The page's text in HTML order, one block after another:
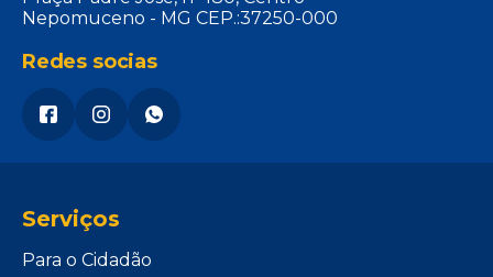
Nepomuceno - MG CEP.:37250-000
Redes socias
Serviços
Para o Cidadão